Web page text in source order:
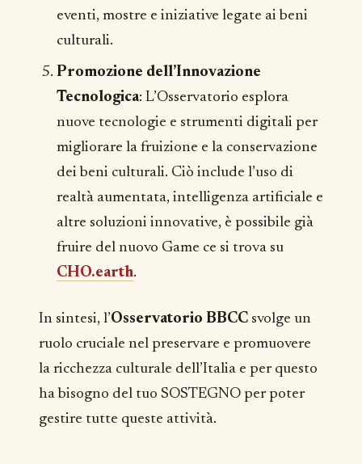
eventi, mostre e iniziative legate ai beni
culturali.
Promozione dell’Innovazione
Tecnologica: L’Osservatorio esplora
nuove tecnologie e strumenti digitali per
migliorare la fruizione e la conservazione
dei beni culturali. Ciò include l’uso di
realtà aumentata, intelligenza artificiale e
altre soluzioni innovative, è possibile già
fruire del nuovo Game ce si trova su
CHO.earth.
In sintesi, l’Osservatorio BBCC svolge un
ruolo cruciale nel preservare e promuovere
la ricchezza culturale dell’Italia e per questo
ha bisogno del tuo SOSTEGNO per poter
gestire tutte queste attività.